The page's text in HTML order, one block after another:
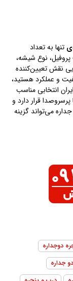
تنها به تعداد
نوع شیشه،
نقش تعیین‌کننده
و عملکرد هستید،
انتخابی مناسب
قرار دارد و
می‌تواند گزینه
دوجداره
جداره